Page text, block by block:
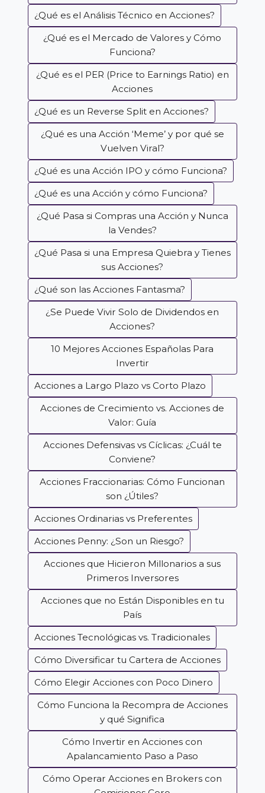
¿Qué es el Análisis Técnico en Acciones?
¿Qué es el Mercado de Valores y Cómo
Funciona?
¿Qué es el PER (Price to Earnings Ratio) en
Acciones
¿Qué es un Reverse Split en Acciones?
¿Qué es una Acción ‘Meme’ y por qué se
Vuelven Viral?
¿Qué es una Acción IPO y cómo Funciona?
¿Qué es una Acción y cómo Funciona?
¿Qué Pasa si Compras una Acción y Nunca
la Vendes?
¿Qué Pasa si una Empresa Quiebra y Tienes
sus Acciones?
¿Qué son las Acciones Fantasma?
¿Se Puede Vivir Solo de Dividendos en
Acciones?
10 Mejores Acciones Españolas Para
Invertir
Acciones a Largo Plazo vs Corto Plazo
Acciones de Crecimiento vs. Acciones de
Valor: Guía
Acciones Defensivas vs Cíclicas: ¿Cuál te
Conviene?
Acciones Fraccionarias: Cómo Funcionan
son ¿Útiles?
Acciones Ordinarias vs Preferentes
Acciones Penny: ¿Son un Riesgo?
Acciones que Hicieron Millonarios a sus
Primeros Inversores
Acciones que no Están Disponibles en tu
País
Acciones Tecnológicas vs. Tradicionales
Cómo Diversificar tu Cartera de Acciones
Cómo Elegir Acciones con Poco Dinero
Cómo Funciona la Recompra de Acciones
y qué Significa
Cómo Invertir en Acciones con
Apalancamiento Paso a Paso
Cómo Operar Acciones en Brokers con